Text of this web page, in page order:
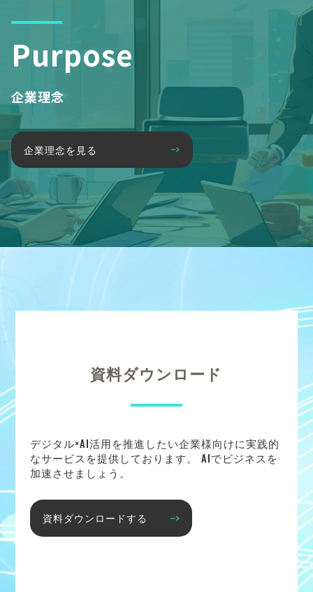
Purpose
企業理念
企業理念を見る
資料ダウンロード
デジタル×AI活用を推進したい企業様向けに実践的
なサービスを提供しております。 AIでビジネスを
加速させましょう。
資料ダウンロードする